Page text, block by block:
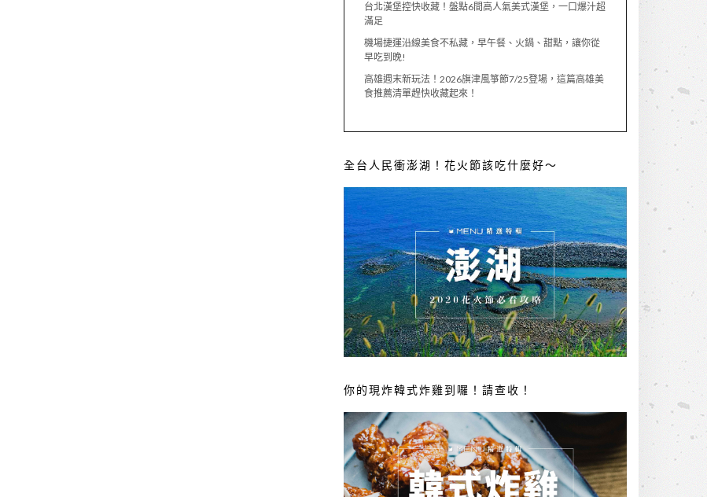
台北漢堡控快收藏！盤點6間高人氣美式漢堡，一口爆汁超
滿足
機場捷運沿線美食不私藏，早午餐、火鍋、甜點，讓你從
早吃到晚!
高雄週末新玩法！2026旗津風箏節7/25登場，這篇高雄美
食推薦清單趕快收藏起來！
全台人民衝澎湖！花火節該吃什麼好～
你的現炸韓式炸雞到囉！請查收！